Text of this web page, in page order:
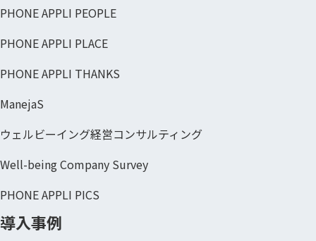
PHONE APPLI PEOPLE
PHONE APPLI PLACE
PHONE APPLI THANKS
ManejaS
ウェルビーイング経営コンサルティング
Well-being Company Survey
PHONE APPLI PICS
導入事例